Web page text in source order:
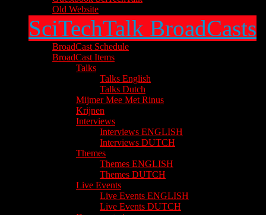
Old Website
SciTechTalk BroadCasts
BroadCast Schedule
BroadCast Items
Talks
Talks English
Talks Dutch
Mijmer Mee Met Rinus
Krijnen
Interviews
Interviews ENGLISH
Interviews DUTCH
Themes
Themes ENGLISH
Themes DUTCH
Live Events
Live Events ENGLISH
Live Events DUTCH